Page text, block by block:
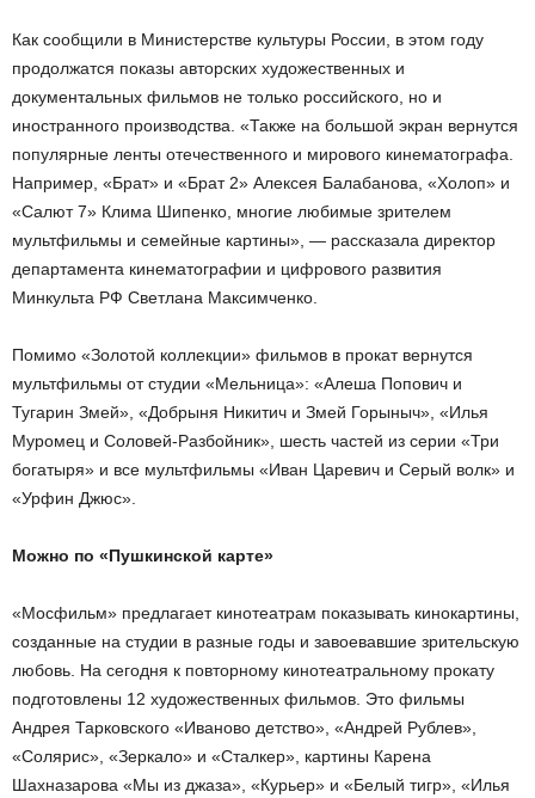
Как сообщили в Министерстве культуры России, в этом году
продолжатся показы авторских художественных и
документальных фильмов не только российского, но и
иностранного производства. «Также на большой экран вернутся
популярные ленты отечественного и мирового кинематографа.
Например, «Брат» и «Брат 2» Алексея Балабанова, «Холоп» и
«Салют 7» Клима Шипенко, многие любимые зрителем
мультфильмы и семейные картины», — рассказала директор
департамента кинематографии и цифрового развития
Минкульта РФ Светлана Максимченко.
Помимо «Золотой коллекции» фильмов в прокат вернутся
мультфильмы от студии «Мельница»: «Алеша Попович и
Тугарин Змей», «Добрыня Никитич и Змей Горыныч», «Илья
Муромец и Соловей-Разбойник», шесть частей из серии «Три
богатыря» и все мультфильмы «Иван Царевич и Серый волк» и
«Урфин Джюс».
Можно по «Пушкинской карте»
«Мосфильм» предлагает кинотеатрам показывать кинокартины,
созданные на студии в разные годы и завоевавшие зрительскую
любовь. На сегодня к повторному кинотеатральному прокату
подготовлены 12 художественных фильмов. Это фильмы
Андрея Тарковского «Иваново детство», «Андрей Рублев»,
«Солярис», «Зеркало» и «Сталкер», картины Карена
Шахназарова «Мы из джаза», «Курьер» и «Белый тигр», «Илья